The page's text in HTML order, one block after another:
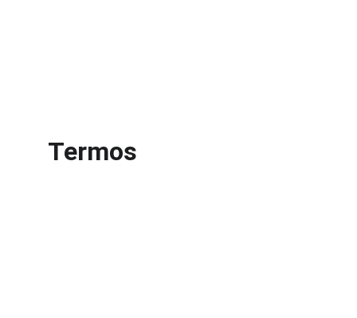
Termos